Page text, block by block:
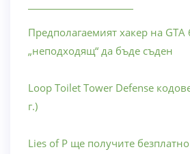
Предполагаемият хакер на GTA
„неподходящ“ да бъде съден
Loop Toilet Tower Defense
г.)
Lies of P ще получите